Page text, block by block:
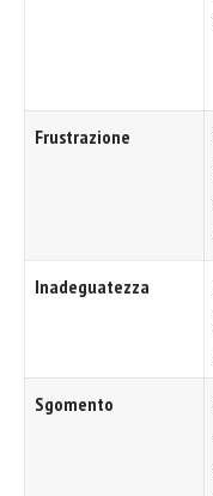
Frustrazione
Inadeguatezza
Sgomento